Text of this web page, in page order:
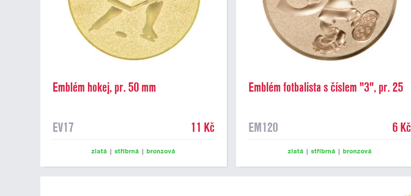
Emblém hokej, pr. 50 mm
EV17 11 Kč
zlatá |stříbrná | bronzová
Emblém fotbalista s číslem "3", pr. 25
EM120
6 Kč
zlatá | stříbrná | bronzová